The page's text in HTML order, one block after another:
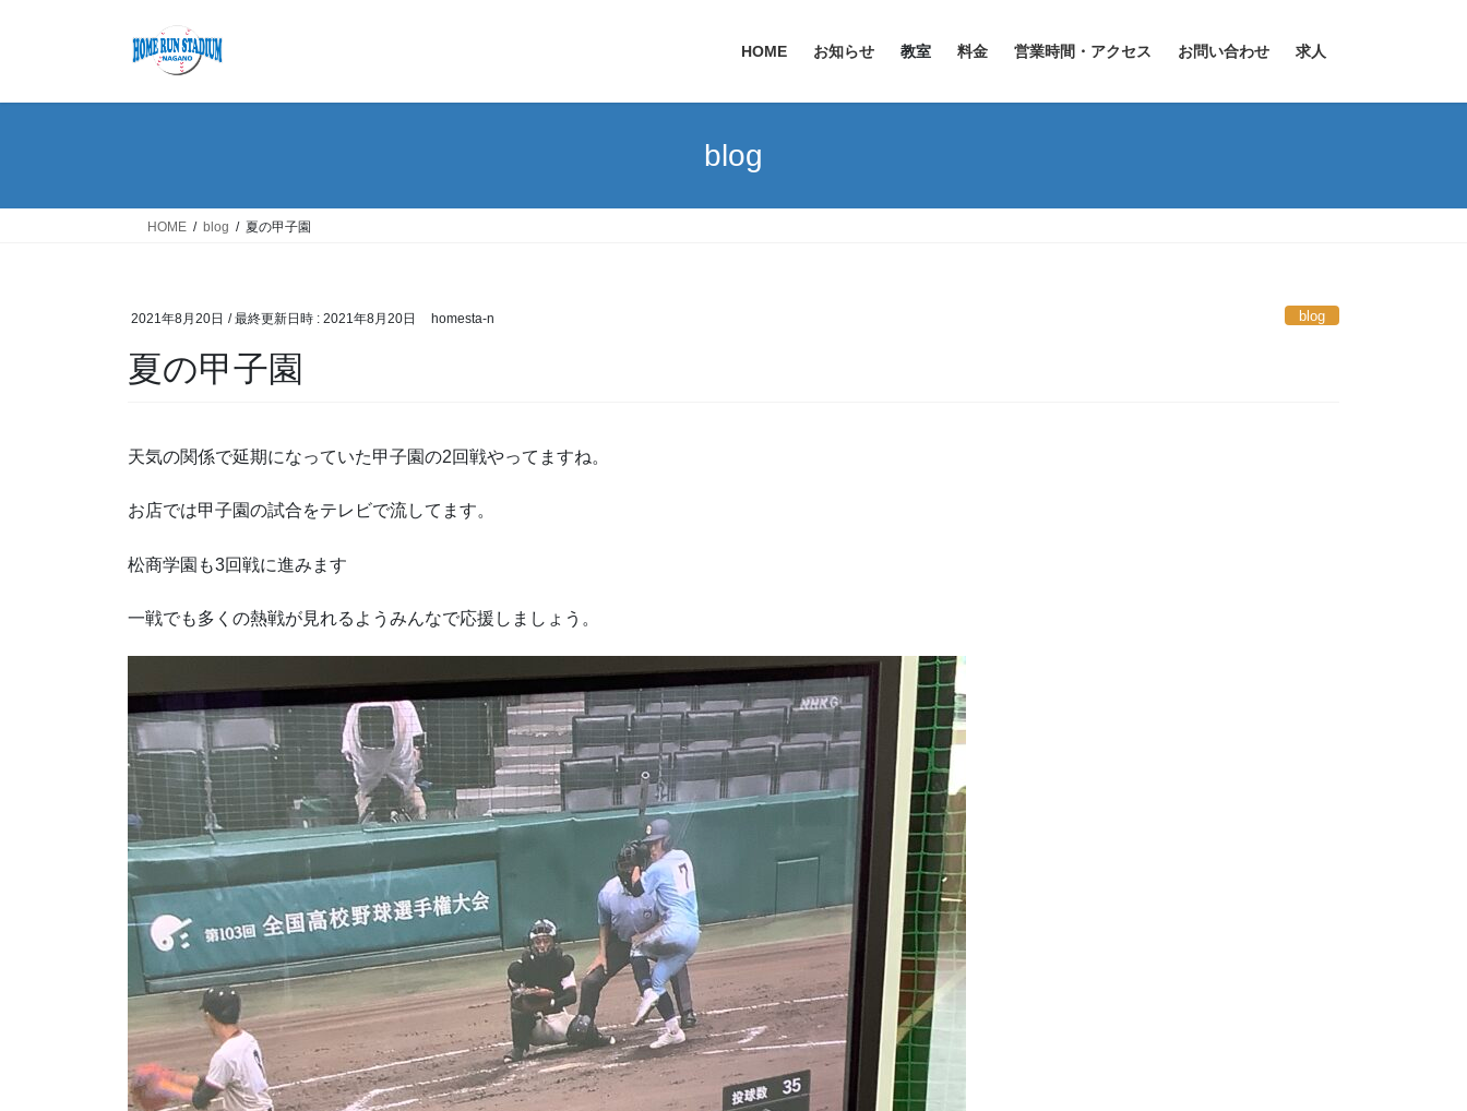
HOME お知らせ 教室 料金 営業時間・アクセス お問い合わせ 求人
blog
HOME blog 夏の甲子園
2021年8月20日 / 最終更新日時 : 2021年8月20日 homesta-n blog
夏の甲子園
天気の関係で延期になっていた甲子園の2回戦やってますね。
お店では甲子園の試合をテレビで流してます。
松商学園も3回戦に進みます
一戦でも多くの熱戦が見れるようみんなで応援しましょう。